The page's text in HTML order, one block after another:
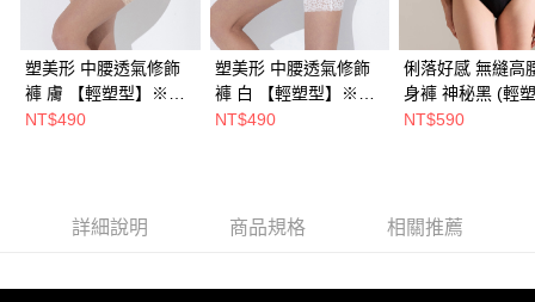
免運費
海外宅配 查看運費
塑美形 中腰透氣修飾
褲 膚 【輕塑型】※貼
身衣物恕不退貨
NT$490
塑美形 中腰透氣修飾
褲 白 【輕塑型】※貼
身衣物恕不退貨
NT$490
俐落好感 無縫高
身褲 神秘黑 (輕塑
貼身衣物恕不退
NT$590
詳細說明 商品規格 相關推薦